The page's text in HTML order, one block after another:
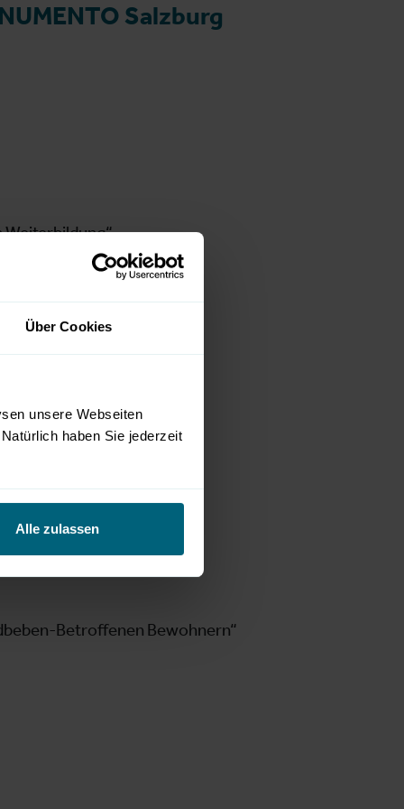
Über Cookies
unsere Webseiten
haben Sie jederzeit
Alle zulassen
Salzburg
Betroffenen Bewohnern“